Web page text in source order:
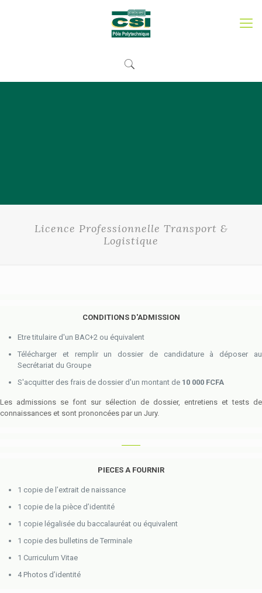
Licence Professionnelle Transport &
Logistique
CONDITIONS D'ADMISSION
Etre titulaire d'un BAC+2 ou équivalent
Télécharger et remplir un dossier de candidature à déposer au
Secrétariat du Groupe
S'acquitter des frais de dossier d'un montant de 10 000 FCFA
Les admissions se font sur sélection de dossier, entretiens et tests de
connaissances et sont prononcées par un Jury.
PIECES A FOURNIR
1 copie de l’extrait de naissance
1 copie de la pièce d’identité
1 copie légalisée du baccalauréat ou équivalent
1 copie des bulletins de Terminale
1 Curriculum Vitae
4 Photos d’identité